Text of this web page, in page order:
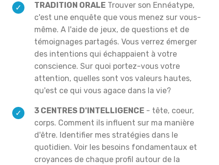
TRADITION ORALE Trouver son Ennéatype,
c'est une enquête que vous menez sur vous-
même. A l'aide de jeux, de questions et de
témoignages partagés. Vous verrez émerger
des intentions qui échappaient à votre
conscience. Sur quoi portez-vous votre
attention, quelles sont vos valeurs hautes,
qu'est ce qui vous agace dans la vie?
3 CENTRES D'INTELLIGENCE - tête, coeur,
corps. Comment ils influent sur ma manière
d'être. Identifier mes stratégies dans le
quotidien. Voir les besoins fondamentaux et
croyances de chaque profil autour de la